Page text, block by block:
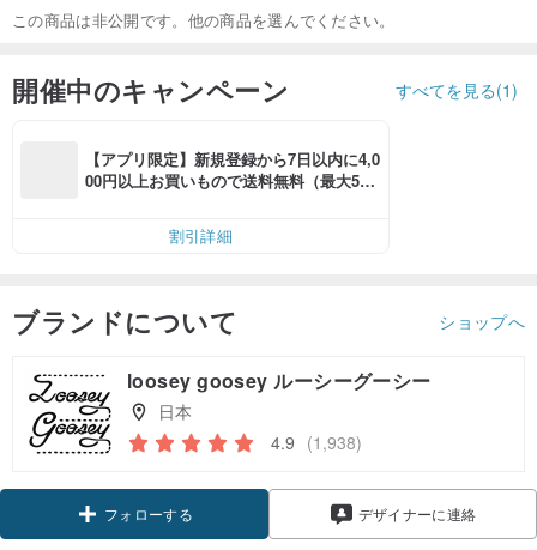
この商品は非公開です。他の商品を選んでください。
開催中のキャンペーン すべてを見る(1)
【アプリ限定】新規登録から7日以内に4,0
00円以上お買いもので送料無料（最大500
割引詳細
ブランドについて ショップへ
loosey goosey ルーシーグーシー
日本
4.9 (1,938)
クーポン取得
フォローする デザイナーに連絡